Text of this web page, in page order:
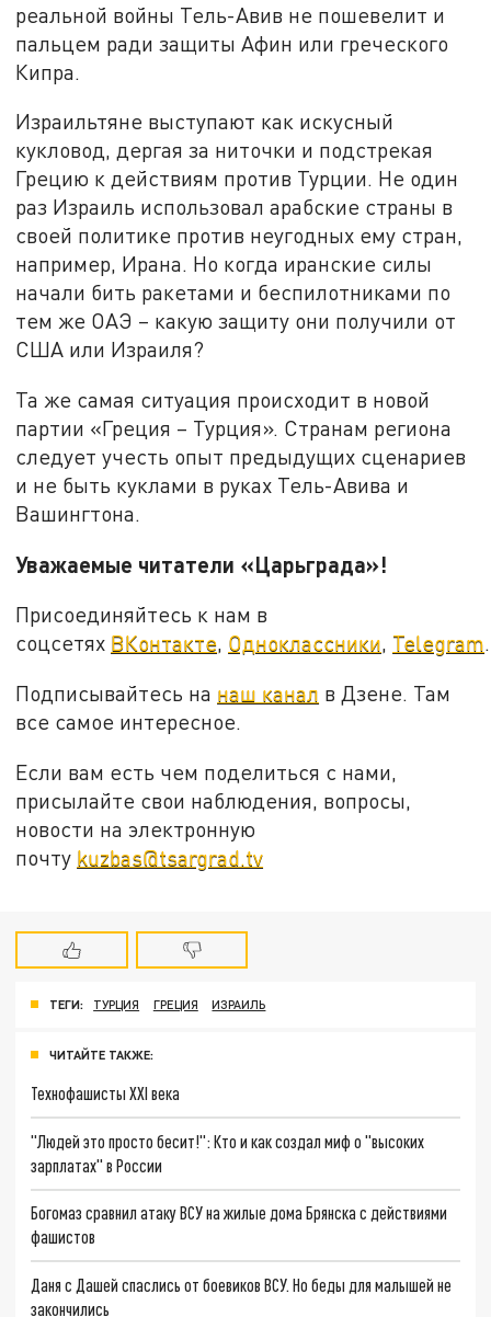
реальной войны Тель-Авив не пошевелит и
пальцем ради защиты Афин или греческого
Кипра.
Израильтяне выступают как искусный
кукловод, дергая за ниточки и подстрекая
Грецию к действиям против Турции. Не один
раз Израиль использовал арабские страны в
своей политике против неугодных ему стран,
например, Ирана. Но когда иранские силы
начали бить ракетами и беспилотниками по
тем же ОАЭ – какую защиту они получили от
США или Израиля?
Та же самая ситуация происходит в новой
партии «Греция – Турция». Странам региона
следует учесть опыт предыдущих сценариев
и не быть куклами в руках Тель-Авива и
Вашингтона.
Уважаемые читатели «Царьграда»!
Присоединяйтесь к нам в
соцсетях ВКонтакте, Одноклассники, Telegram.
Подписывайтесь на наш канал в Дзене. Там
все самое интересное.
Если вам есть чем поделиться с нами,
присылайте свои наблюдения, вопросы,
новости на электронную
почту kuzbas@tsargrad.tv
ТЕГИ: ТУРЦИЯ ГРЕЦИЯ ИЗРАИЛЬ
ЧИТАЙТЕ ТАКЖЕ:
Технофашисты XXI века
"Людей это просто бесит!": Кто и как создал миф о "высоких
зарплатах" в России
Богомаз сравнил атаку ВСУ на жилые дома Брянска с действиями
фашистов
Даня с Дашей спаслись от боевиков ВСУ. Но беды для малышей не
закончились